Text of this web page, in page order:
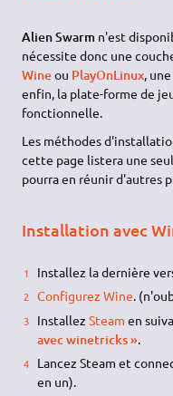
Alien Swarm n'est
nécessite donc une
Wineou PlayOnLinux,
enfin, la plate-forme de
fonctionnelle.
Les méthodes
cette page listera une
pourra en réunir d'autres
Installation avec
Installez la dernière
Configurez Wine.
Installez Steam en
avec winetricks »
Lancez Steam et
en un).